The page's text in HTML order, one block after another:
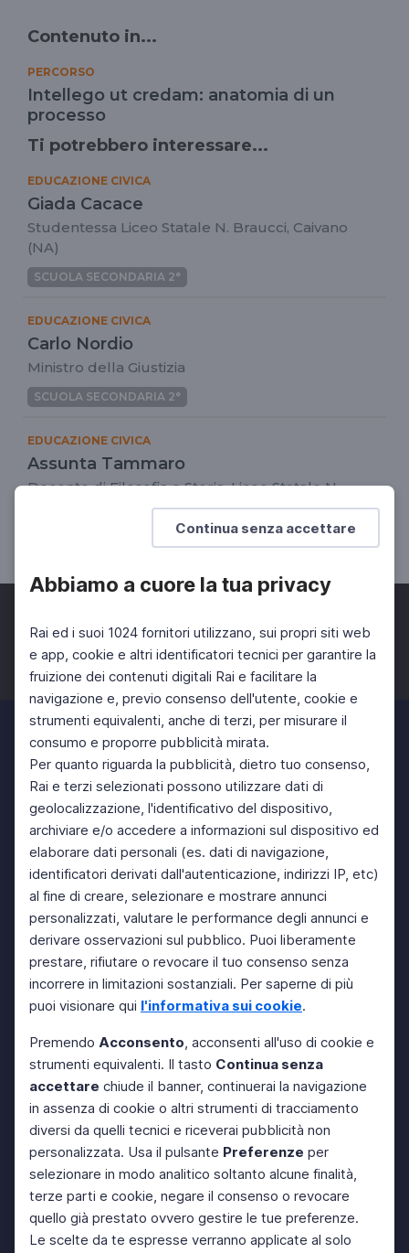
Continua senza accettare
Abbiamo a cuore la tua privacy
Rai ed i suoi 1024 fornitori utilizzano, sui propri siti web
e app, cookie e altri identificatori tecnici per garantire la
fruizione dei contenuti digitali Rai e facilitare la
navigazione e, previo consenso dell'utente, cookie e
strumenti equivalenti, anche di terzi, per misurare il
consumo e proporre pubblicità mirata.
Per quanto riguarda la pubblicità, dietro tuo consenso,
Rai e terzi selezionati possono utilizzare dati di
geolocalizzazione, l'identificativo del dispositivo,
archiviare e/o accedere a informazioni sul dispositivo ed
elaborare dati personali (es. dati di navigazione,
identificatori derivati dall'autenticazione, indirizzi IP, etc)
al fine di creare, selezionare e mostrare annunci
personalizzati, valutare le performance degli annunci e
derivare osservazioni sul pubblico. Puoi liberamente
prestare, rifiutare o revocare il tuo consenso senza
incorrere in limitazioni sostanziali. Per saperne di più
puoi visionare qui l'informativa sui cookie.
Premendo Acconsento, acconsenti all'uso di cookie e
strumenti equivalenti. Il tasto Continua senza
accettare chiude il banner, continuerai la navigazione
in assenza di cookie o altri strumenti di tracciamento
diversi da quelli tecnici e riceverai pubblicità non
personalizzata. Usa il pulsante Preferenze per
selezionare in modo analitico soltanto alcune finalità,
terze parti e cookie, negare il consenso o revocare
quello già prestato ovvero gestire le tue preferenze.
Le scelte da te espresse verranno applicate al solo
Contenuto in...
PERCORSO
Intellego ut credam: anatomia di un
processo
Ti potrebbero interessare...
EDUCAZIONE CIVICA
Giada Cacace
Studentessa Liceo Statale N. Braucci, Caivano
(NA)
SCUOLA SECONDARIA 2°
EDUCAZIONE CIVICA
Carlo Nordio
Ministro della Giustizia
SCUOLA SECONDARIA 2°
EDUCAZIONE CIVICA
Assunta Tammaro
Docente di Filosofia e Storia, Liceo Statale N.
Braucci, Caivano (NA)
SCUOLA SECONDARIA 2°
Facebook Twitter Instagram